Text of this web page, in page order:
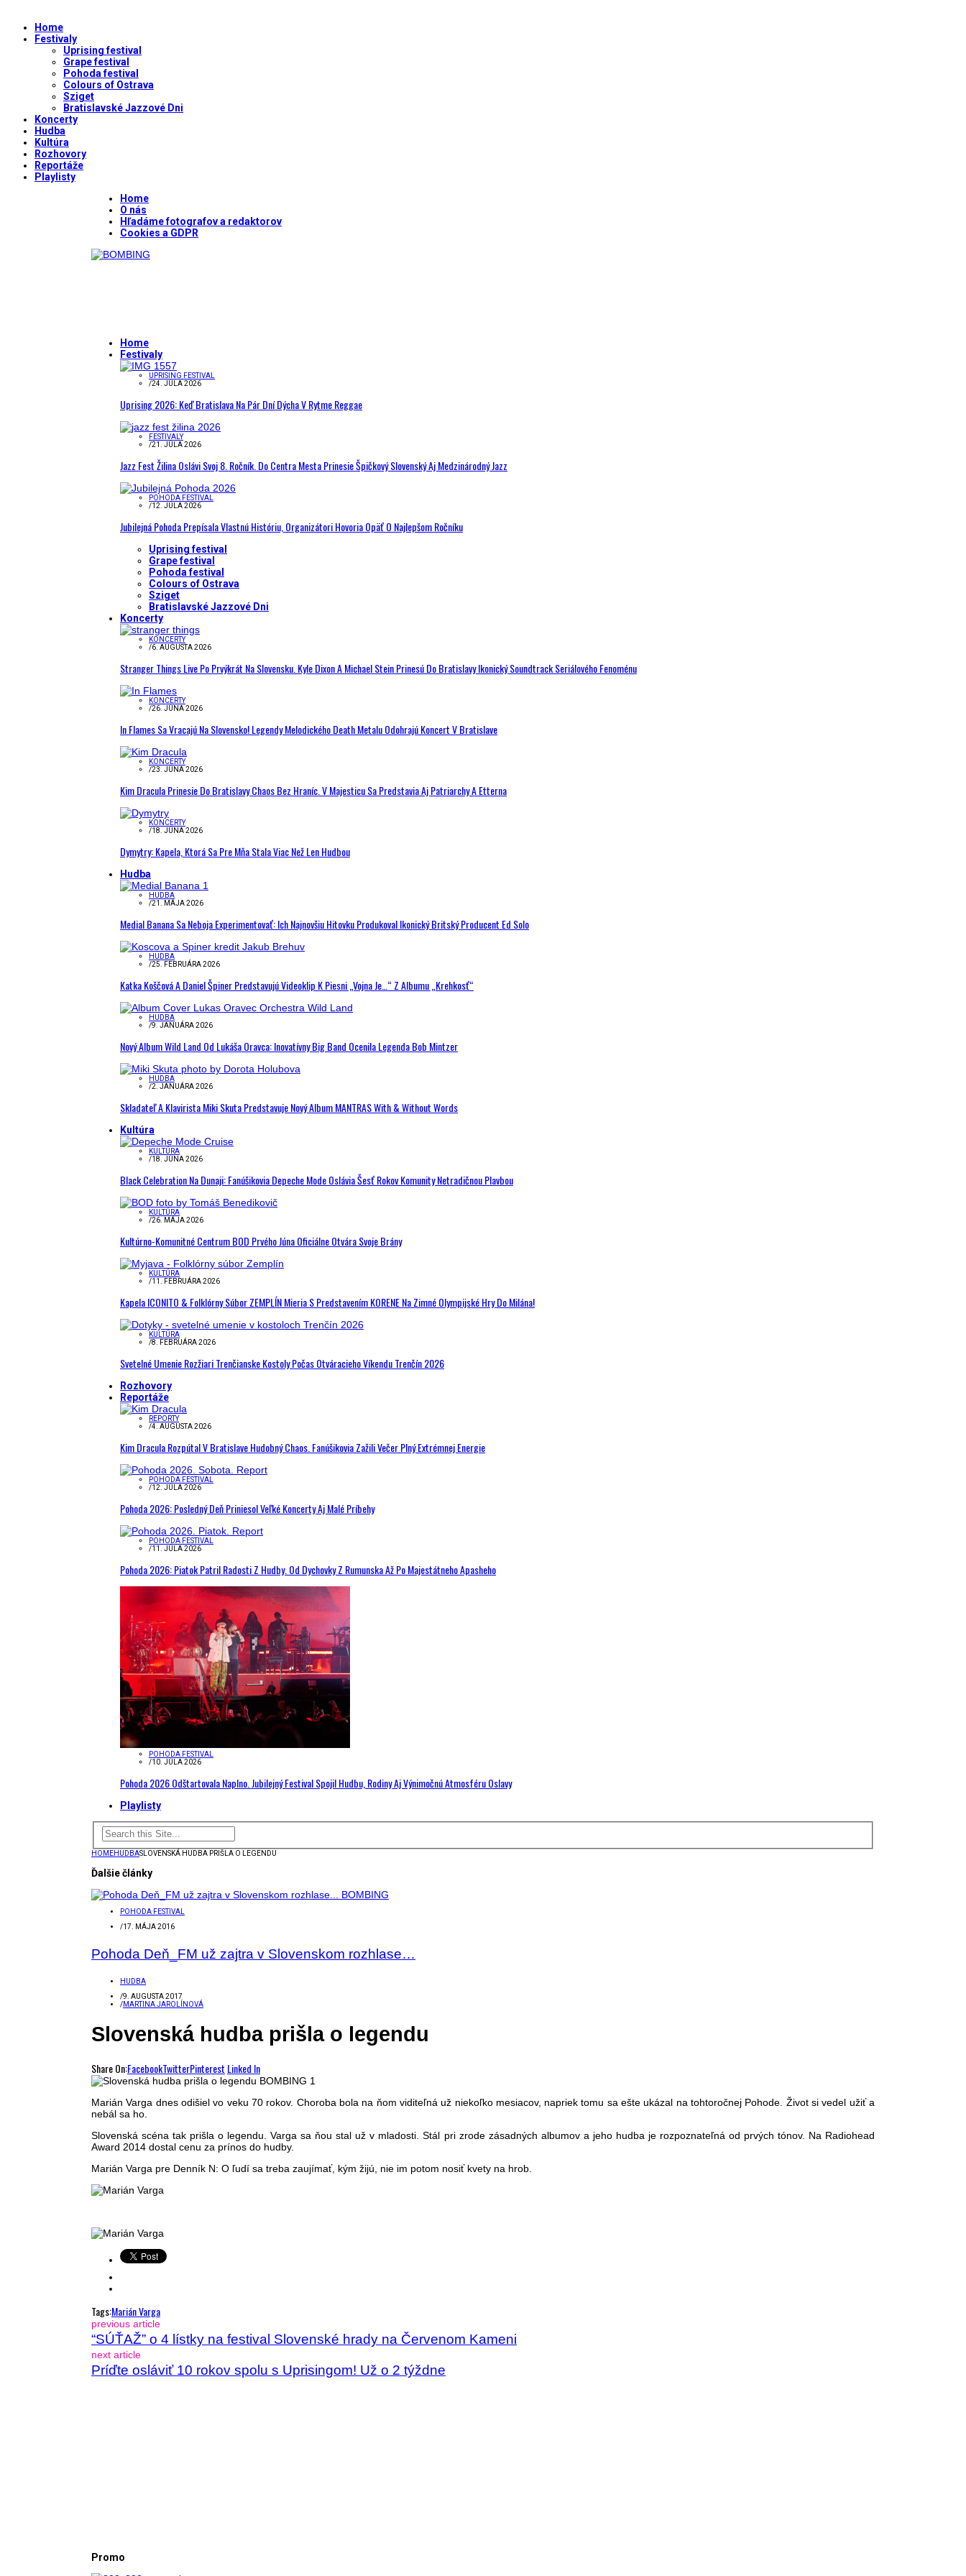
Home
Festivaly
Uprising festival
Grape festival
Pohoda festival
Colours of Ostrava
Sziget
Bratislavské Jazzové Dni
Koncerty
Hudba
Kultúra
Rozhovory
Reportáže
Playlisty
Home
O nás
Hľadáme fotografov a redaktorov
Cookies a GDPR
Home
Festivaly
UPRISING FESTIVAL
/24. JÚLA 2026
Uprising 2026: Keď Bratislava Na Pár Dní Dýcha V Rytme Reggae
FESTIVALY
/21. JÚLA 2026
Jazz Fest Žilina Oslávi Svoj 8. Ročník. Do Centra Mesta Prinesie Špičkový Slovenský Aj Medzinárodný Jazz
POHODA FESTIVAL
/12. JÚLA 2026
Jubilejná Pohoda Prepísala Vlastnú Históriu, Organizátori Hovoria Opäť O Najlepšom Ročníku
Uprising festival
Grape festival
Pohoda festival
Colours of Ostrava
Sziget
Bratislavské Jazzové Dni
Koncerty
KONCERTY
/6. AUGUSTA 2026
Stranger Things Live Po Prvýkrát Na Slovensku. Kyle Dixon A Michael Stein Prinesú Do Bratislavy Ikonický Soundtrack Seriálového Fenoménu
KONCERTY
/26. JÚNA 2026
In Flames Sa Vracajú Na Slovensko! Legendy Melodického Death Metalu Odohrajú Koncert V Bratislave
KONCERTY
/23. JÚNA 2026
Kim Dracula Prinesie Do Bratislavy Chaos Bez Hraníc. V Majesticu Sa Predstavia Aj Patriarchy A Etterna
KONCERTY
/18. JÚNA 2026
Dymytry: Kapela, Ktorá Sa Pre Mňa Stala Viac Než Len Hudbou
Hudba
HUDBA
/21. MÁJA 2026
Medial Banana Sa Neboja Experimentovať: Ich Najnovšiu Hitovku Produkoval Ikonický Britský Producent Ed Solo
HUDBA
/25. FEBRUÁRA 2026
Katka Koščová A Daniel Špiner Predstavujú Videoklip K Piesni „Vojna Je…“ Z Albumu „Krehkosť“
HUDBA
/9. JANUÁRA 2026
Nový Album Wild Land Od Lukáša Oravca: Inovatívny Big Band Ocenila Legenda Bob Mintzer
HUDBA
/2. JANUÁRA 2026
Skladateľ A Klavirista Miki Skuta Predstavuje Nový Album MANTRAS With & Without Words
Kultúra
KULTÚRA
/18. JÚNA 2026
Black Celebration Na Dunaji: Fanúšikovia Depeche Mode Oslávia Šesť Rokov Komunity Netradičnou Plavbou
KULTÚRA
/26. MÁJA 2026
Kultúrno-Komunitné Centrum BOD Prvého Júna Oficiálne Otvára Svoje Brány
KULTÚRA
/11. FEBRUÁRA 2026
Kapela ICONITO & Folklórny Súbor ZEMPLÍN Mieria S Predstavením KORENE Na Zimné Olympijské Hry Do Milána!
KULTÚRA
/8. FEBRUÁRA 2026
Svetelné Umenie Rozžiari Trenčianske Kostoly Počas Otváracieho Víkendu Trenčín 2026
Rozhovory
Reportáže
REPORTY
/4. AUGUSTA 2026
Kim Dracula Rozpútal V Bratislave Hudobný Chaos. Fanúšikovia Zažili Večer Plný Extrémnej Energie
POHODA FESTIVAL
/12. JÚLA 2026
Pohoda 2026: Posledný Deň Priniesol Veľké Koncerty Aj Malé Príbehy
POHODA FESTIVAL
/11. JÚLA 2026
Pohoda 2026: Piatok Patril Radosti Z Hudby. Od Dychovky Z Rumunska Až Po Majestátneho Apasheho
POHODA FESTIVAL
/10. JÚLA 2026
Pohoda 2026 Odštartovala Naplno. Jubilejný Festival Spojil Hudbu, Rodiny Aj Výnimočnú Atmosféru Oslavy
Playlisty
HOMEHUDBASLOVENSKÁ HUDBA PRIŠLA O LEGENDU
Ďalšie články
POHODA FESTIVAL
/17. MÁJA 2016
Pohoda Deň_FM už zajtra v Slovenskom rozhlase…
HUDBA
/9. AUGUSTA 2017
/MARTINA JAROLÍNOVÁ
Slovenská hudba prišla o legendu
Share On:FacebookTwitterPinterest Linked In
Marián Varga dnes odišiel vo veku 70 rokov. Choroba bola na ňom viditeľná už niekoľko mesiacov, napriek tomu sa ešte ukázal na tohtoročnej Pohode. Život si vedel užiť a
nebál sa ho.
Slovenská scéna tak prišla o legendu. Varga sa ňou stal už v mladosti. Stál pri zrode zásadných albumov a jeho hudba je rozpoznateľná od prvých tónov. Na Radiohead
Award 2014 dostal cenu za prínos do hudby.
Marián Varga pre Denník N: O ľudí sa treba zaujímať, kým žijú, nie im potom nosiť kvety na hrob.
Tags:Marián Varga
previous article
“SÚŤAŽ” o 4 lístky na festival Slovenské hrady na Červenom Kameni
next article
Príďte osláviť 10 rokov spolu s Uprisingom! Už o 2 týždne
Promo